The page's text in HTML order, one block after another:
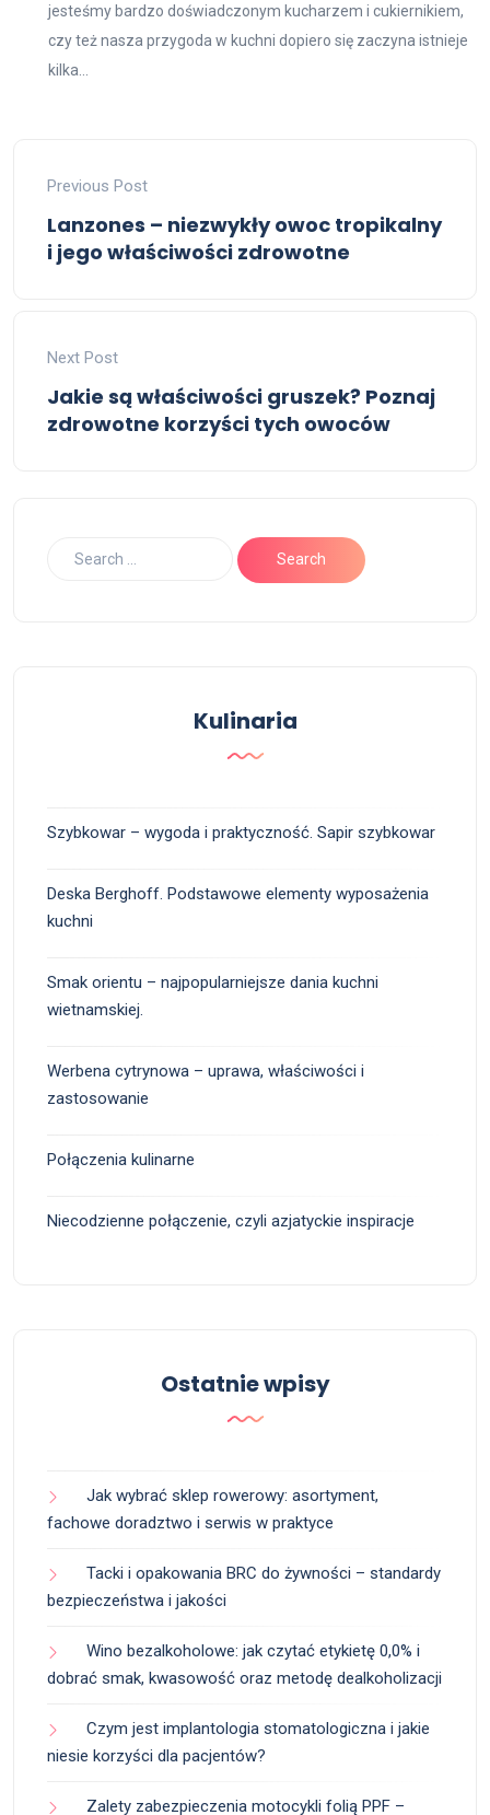
jesteśmy bardzo doświadczonym kucharzem i cukiernikiem,
czy też nasza przygoda w kuchni dopiero się zaczyna istnieje
kilka...
Previous Post
Lanzones – niezwykły owoc tropikalny
i jego właściwości zdrowotne
Next Post
Jakie są właściwości gruszek? Poznaj
zdrowotne korzyści tych owoców
Kulinaria
Szybkowar – wygoda i praktyczność. Sapir szybkowar
Deska Berghoff. Podstawowe elementy wyposażenia
kuchni
Smak orientu – najpopularniejsze dania kuchni
wietnamskiej.
Werbena cytrynowa – uprawa, właściwości i
zastosowanie
Połączenia kulinarne
Niecodzienne połączenie, czyli azjatyckie inspiracje
Ostatnie wpisy
Jak wybrać sklep rowerowy: asortyment,
fachowe doradztwo i serwis w praktyce
Tacki i opakowania BRC do żywności – standardy
bezpieczeństwa i jakości
Wino bezalkoholowe: jak czytać etykietę 0,0% i
dobrać smak, kwasowość oraz metodę dealkoholizacji
Czym jest implantologia stomatologiczna i jakie
niesie korzyści dla pacjentów?
Zalety zabezpieczenia motocykli folią PPF –